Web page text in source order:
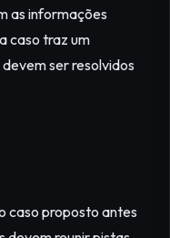
as informações
caso traz um
ser resolvidos
caso proposto antes